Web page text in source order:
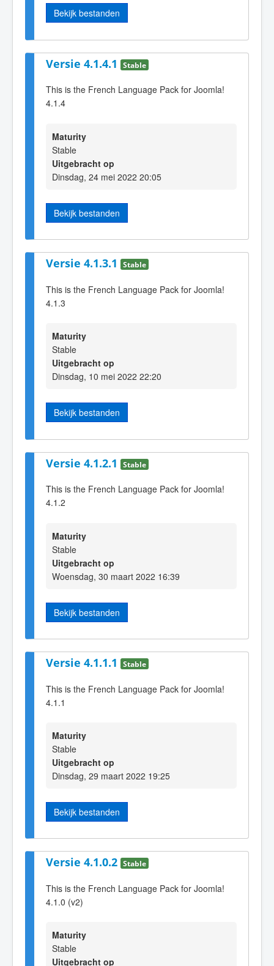
Bekijk bestanden
Versie 4.1.4.1 Stable
This is the French Language Pack for Joomla!
4.1.4
Maturity
Stable
Uitgebracht op
Dinsdag, 24 mei 2022 20:05
Bekijk bestanden
Versie 4.1.3.1 Stable
This is the French Language Pack for Joomla!
4.1.3
Maturity
Stable
Uitgebracht op
Dinsdag, 10 mei 2022 22:20
Bekijk bestanden
Versie 4.1.2.1 Stable
This is the French Language Pack for Joomla!
4.1.2
Maturity
Stable
Uitgebracht op
Woensdag, 30 maart 2022 16:39
Bekijk bestanden
Versie 4.1.1.1 Stable
This is the French Language Pack for Joomla!
4.1.1
Maturity
Stable
Uitgebracht op
Dinsdag, 29 maart 2022 19:25
Bekijk bestanden
Versie 4.1.0.2 Stable
This is the French Language Pack for Joomla!
4.1.0 (v2)
Maturity
Stable
Uitgebracht op